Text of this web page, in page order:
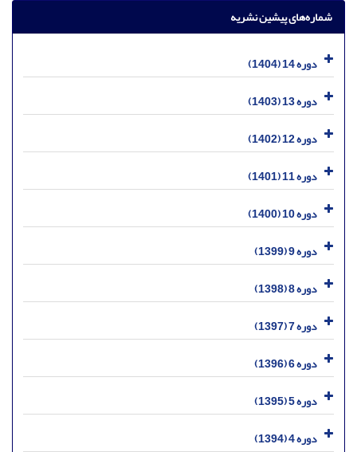
شماره‌های پیشین نشریه
دوره 14 (1404)
دوره 13 (1403)
دوره 12 (1402)
دوره 11 (1401)
دوره 10 (1400)
دوره 9 (1399)
دوره 8 (1398)
دوره 7 (1397)
دوره 6 (1396)
دوره 5 (1395)
دوره 4 (1394)